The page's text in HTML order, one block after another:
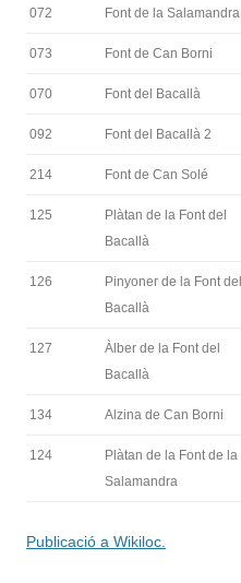
072 Font de la Salamandra
073 Font de Can Borni
070 Font del Bacallà
092 Font del Bacallà 2
214 Font de Can Solé
125
Plàtan de la Font del
Bacallà
126
Pinyoner de la Font del
Bacallà
127
Àlber de la Font del
Bacallà
134 Alzina de Can Borni
124
Plàtan de la Font de la
Salamandra
Publicació a Wikiloc.